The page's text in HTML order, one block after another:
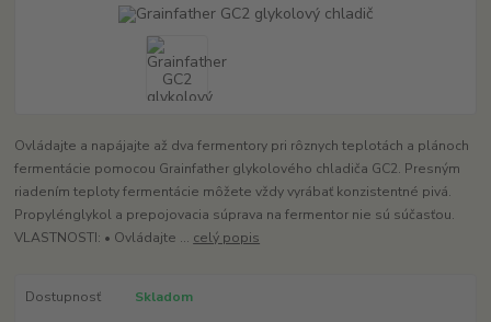
Ovládajte a napájajte až dva fermentory pri rôznych teplotách a plánoch
fermentácie pomocou Grainfather glykolového chladiča GC2. Presným
riadením teploty fermentácie môžete vždy vyrábať konzistentné pivá.
Propylénglykol a prepojovacia súprava na fermentor nie sú súčasťou.
VLASTNOSTI: • Ovládajte ... celý popis
Dostupnosť Skladom